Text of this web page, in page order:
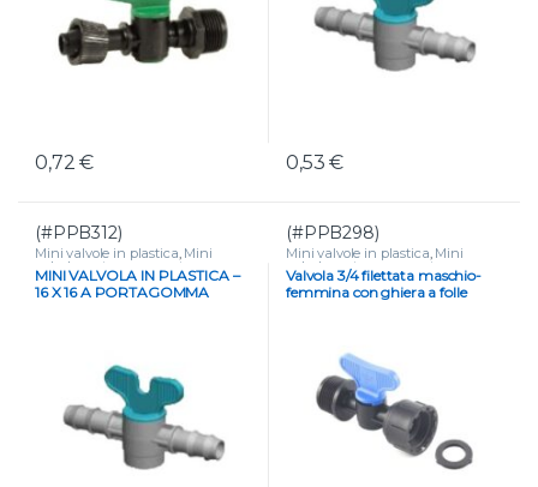
0,72€ 0,53€
(#PPB312)
Mini valvole in plastica, Mini
valvole portagomma e tape,
VALVOLE
MINI VALVOLA IN PLASTICA –
16 X 16 A PORTAGOMMA
(#PPB298)
Mini valvole in plastica, Mini
valvole portagomma e tape
VALVOLE
Valvola 3/4 filettata maschio-
femmina con ghiera a folle